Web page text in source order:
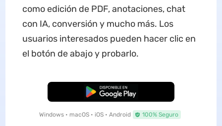
como edición de PDF, anotaciones, chat
con IA, conversión y mucho más. Los
usuarios interesados pueden hacer clic en
el botón de abajo y probarlo.
Descarga Gratuita
Windows • macOS • iOS • Android 100% Seguro